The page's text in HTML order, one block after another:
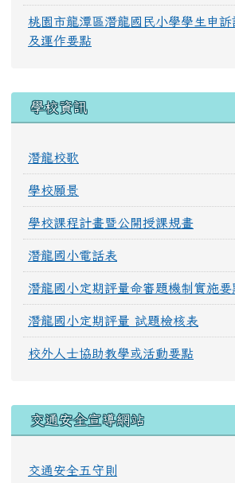
桃園市龍潭區潛龍國民小學學生申
及運作要點
學校資訊
潛龍校歌
學校願景
學校課程計畫暨公開授課規畫
潛龍國小電話表
潛龍國小定期評量命審題機制實施要
潛龍國小定期評量 試題檢核表
校外人士協助教學或活動要點
交通安全宣導網站
交通安全五守則